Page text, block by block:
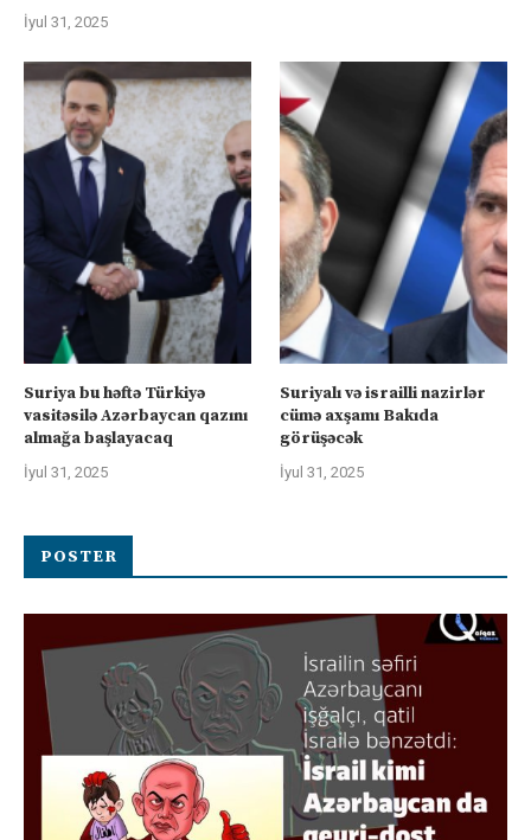
İyul 31, 2025
Suriya bu həftə Türkiyə
vasitəsilə Azərbaycan qazını
almağa başlayacaq
İyul 31, 2025
Suriyalı və israilli nazirlər
cümə axşamı Bakıda
görüşəcək
İyul 31, 2025
POSTER